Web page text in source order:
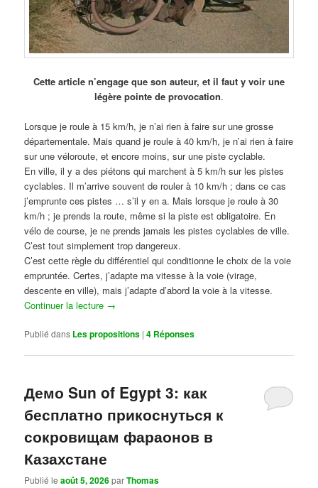
Cette article n’engage que son auteur, et il faut y voir une
légère pointe de provocation.
Lorsque je roule à 15 km/h, je n’ai rien à faire sur une grosse
départementale. Mais quand je roule à 40 km/h, je n’ai rien à faire
sur une véloroute, et encore moins, sur une piste cyclable.
En ville, il y a des piétons qui marchent à 5 km/h sur les pistes
cyclables. Il m’arrive souvent de rouler à 10 km/h ; dans ce cas
j’emprunte ces pistes … s’il y en a. Mais lorsque je roule à 30
km/h ; je prends la route, même si la piste est obligatoire. En
vélo de course, je ne prends jamais les pistes cyclables de ville.
C’est tout simplement trop dangereux.
C’est cette règle du différentiel qui conditionne le choix de la voie
empruntée. Certes, j’adapte ma vitesse à la voie (virage,
descente en ville), mais j’adapte d’abord la voie à la vitesse.
Continuer la lecture →
Publié dans Les propositions |4 Réponses
Демо Sun of Egypt 3: как
бесплатно прикоснуться к
сокровищам фараонов в
Казахстане
Publié leaoût 5, 2026parThomas